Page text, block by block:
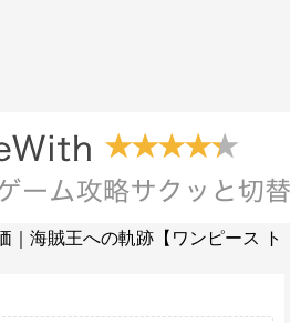
｜海賊王への軌跡【ワンピース ト